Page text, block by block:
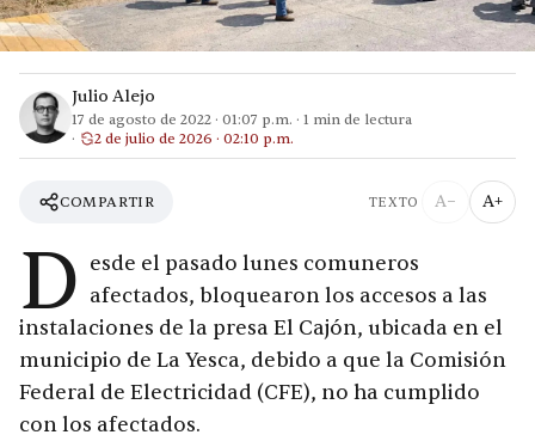
Julio Alejo
17 de agosto de 2022 · 01:07 p.m. · 1 min de lectura
2 de julio de 2026 · 02:10 p.m.
COMPARTIR TEXTO A− A+
D esde el pasado lunes comuneros
afectados, bloquearon los accesos a las
instalaciones de la presa El Cajón, ubicada en el
municipio de La Yesca, debido a que la Comisión
Federal de Electricidad (CFE), no ha cumplido
con los afectados.